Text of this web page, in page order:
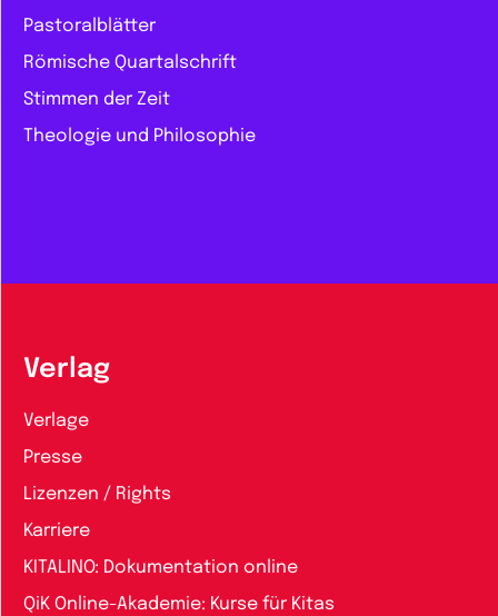
Pastoralblätter
Römische Quartalschrift
Stimmen der Zeit
Theologie und Philosophie
Verlag
Verlage
Presse
Lizenzen / Rights
Karriere
KITALINO: Dokumentation online
QiK Online-Akademie: Kurse für Kitas